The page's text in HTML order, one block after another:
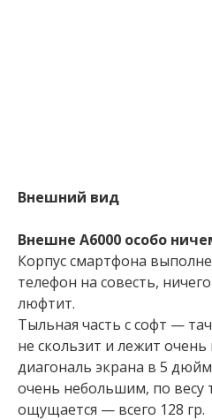
Внешний вид
Внешне А6000 особо
Корпус смартфона
телефон на совесть,
люфтит.
Тыльная часть с софт —
не скользит и лежит
диагональ экрана в 5
очень небольшим, по весу
ощущается — всего 128 гр.